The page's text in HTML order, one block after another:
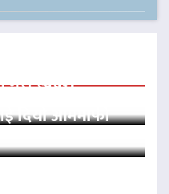
आममाफी,
गरी स्वदेश…
दियो आममाफी